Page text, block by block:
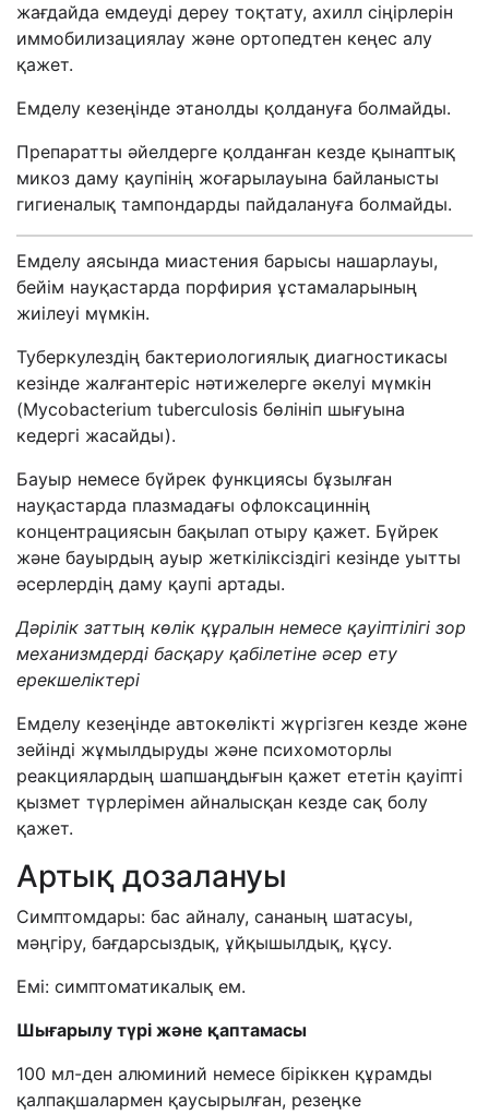
жағдайда емдеуді дереу тоқтату, ахилл сіңірлерін
иммобилизациялау және ортопедтен кеңес алу
қажет.
Емделу кезеңінде этанолды қолдануға болмайды.
Препаратты әйелдерге қолданған кезде қынаптық
микоз даму қаупінің жоғарылауына байланысты
гигиеналық тампондарды пайдалануға болмайды.
Емделу аясында миастения барысы нашарлауы,
бейім науқастарда порфирия ұстамаларының
жиілеуі мүмкін.
Туберкулездің бактериологиялық диагностикасы
кезінде жалғантеріс нәтижелерге әкелуі мүмкін
(Mycobacterium tuberculosis бөлініп шығуына
кедергі жасайды).
Бауыр немесе бүйрек функциясы бұзылған
науқастарда плазмадағы офлоксациннің
концентрациясын бақылап отыру қажет. Бүйрек
және бауырдың ауыр жеткіліксіздігі кезінде уытты
әсерлердің даму қаупі артады.
Дәрілік заттың көлік құралын немесе қауіптілігі зор
механизмдерді басқару қабілетіне әсер ету
ерекшеліктері
Емделу кезеңінде автокөлікті жүргізген кезде және
зейінді жұмылдыруды және психомоторлы
реакциялардың шапшаңдығын қажет ететін қауіпті
қызмет түрлерімен айналысқан кезде сақ болу
қажет.
Артық дозалануы
Симптомдары: бас айналу, сананың шатасуы,
мәңгіру, бағдарсыздық, ұйқышылдық, құсу.
Емі: симптоматикалық ем.
Шығарылу түрі және қаптамасы
100 мл-ден алюминий немесе біріккен құрамды
қалпақшалармен қаусырылған, резеңке